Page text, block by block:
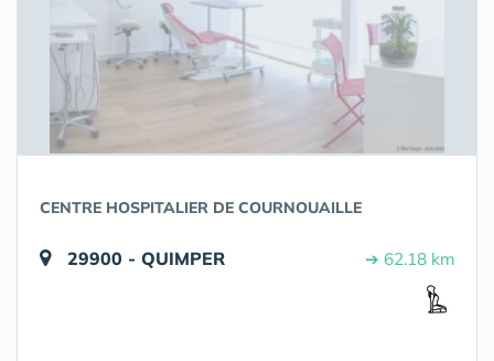
CENTRE HOSPITALIER DE COURNOUAILLE
29900 - QUIMPER ➔ 62.18 km